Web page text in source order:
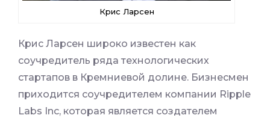
Крис Ларсен
Крис Ларсен широко известен как
соучредитель ряда технологических
стартапов в Кремниевой долине. Бизнесмен
приходится соучредителем компании Ripple
Labs Inc, которая является создателем